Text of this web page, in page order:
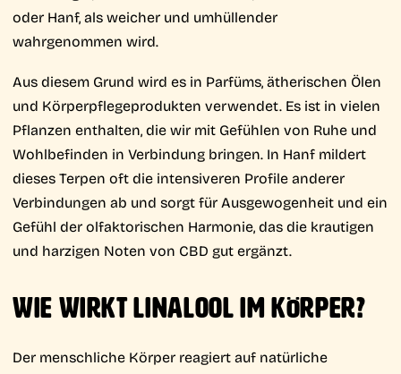
oder Hanf, als weicher und umhüllender
wahrgenommen wird.
Aus diesem Grund wird es in Parfüms, ätherischen Ölen
und Körperpflegeprodukten verwendet. Es ist in vielen
Pflanzen enthalten, die wir mit Gefühlen von Ruhe und
Wohlbefinden in Verbindung bringen. In Hanf mildert
dieses Terpen oft die intensiveren Profile anderer
Verbindungen ab und sorgt für Ausgewogenheit und ein
Gefühl der olfaktorischen Harmonie, das die krautigen
und harzigen Noten von CBD gut ergänzt.
WIE WIRKT LINALOOL IM KÖRPER?
Der menschliche Körper reagiert auf natürliche